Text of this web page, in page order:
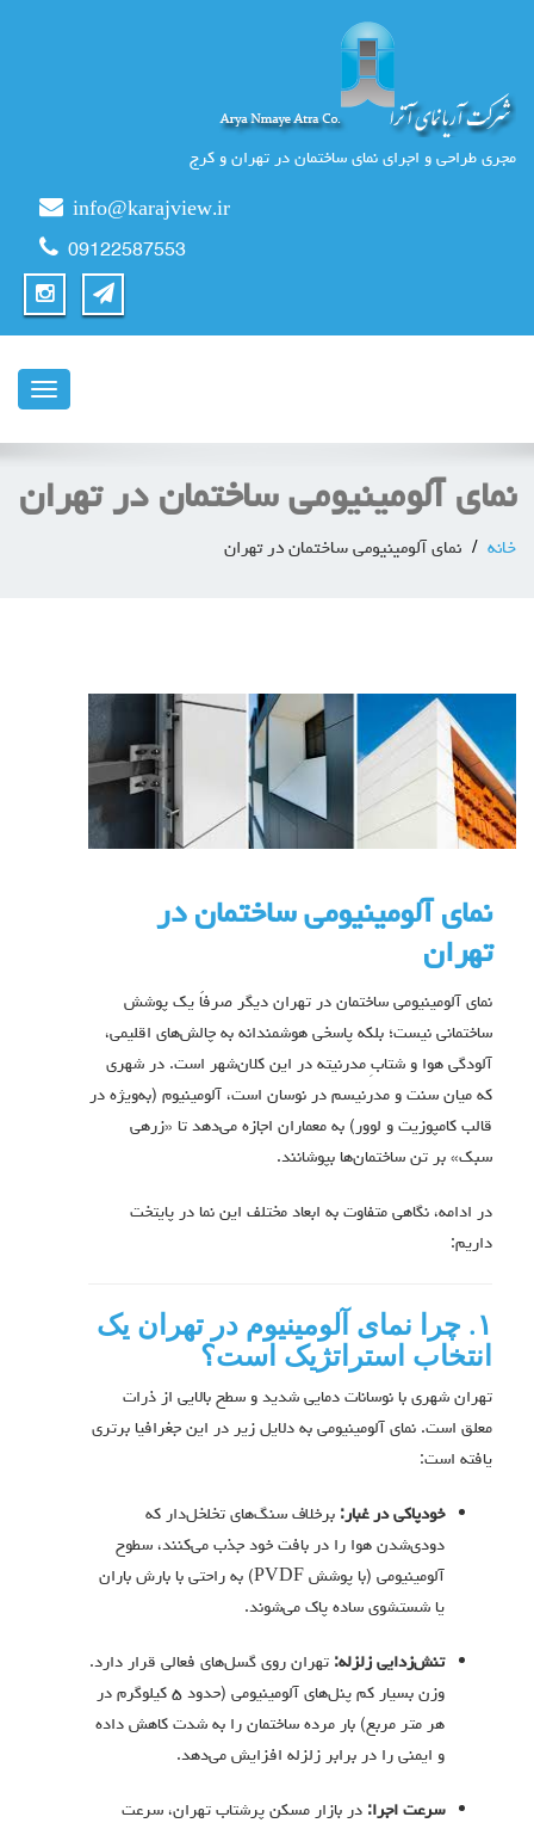
مجری طراحی و اجرای نمای ساختمان در تهران و کرج
info@karajview.ir
09122587553
ناوبری
نمای آلومینیومی ساختمان در تهران
خانه نمای آلومینیومی ساختمان در تهران
نمای آلومینیومی ساختمان در
تهران
نمای آلومینیومی ساختمان در تهران دیگر صرفاً یک پوشش
ساختمانی نیست؛ بلکه پاسخی هوشمندانه به چالش‌های اقلیمی،
آلودگی هوا و شتابِ مدرنیته در این کلان‌شهر است. در شهری
که میان سنت و مدرنیسم در نوسان است، آلومینیوم (به‌ویژه در
قالب کامپوزیت و لوور) به معماران اجازه می‌دهد تا «زرهی
سبک» بر تن ساختمان‌ها بپوشانند.
در ادامه، نگاهی متفاوت به ابعاد مختلف این نما در پایتخت
داریم:
۱. چرا نمای آلومینیوم در تهران یک
انتخاب استراتژیک است؟
تهران شهری با نوسانات دمایی شدید و سطح بالایی از ذرات
معلق است. نمای آلومینیومی به دلایل زیر در این جغرافیا برتری
یافته است:
خودپاکی در غبار: برخلاف سنگ‌های تخلخل‌دار که
دودی‌شدن هوا را در بافت خود جذب می‌کنند، سطوح
آلومینیومی (با پوشش PVDF) به راحتی با بارش باران
یا شستشوی ساده پاک می‌شوند.
تنش‌زدایی زلزله: تهران روی گسل‌های فعالی قرار دارد.
وزن بسیار کم پنل‌های آلومینیومی (حدود ۵ کیلوگرم در
هر متر مربع) بار مرده ساختمان را به شدت کاهش داده
و ایمنی را در برابر زلزله افزایش می‌دهد.
سرعت اجرا: در بازار مسکن پرشتاب تهران، سرعت